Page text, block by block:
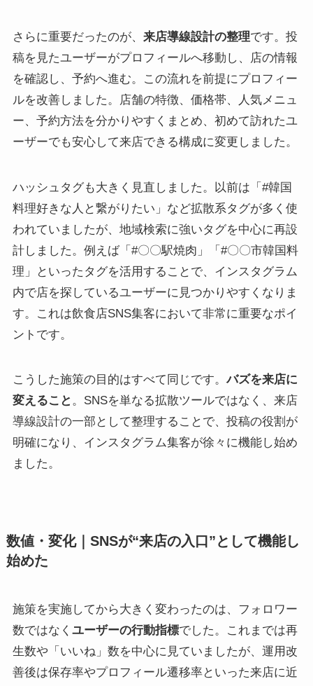
さらに重要だったのが、 来店導線設計の整理です。投
稿を見たユーザーがプロフィールへ移動し、店の情報
を確認し、予約へ進む。この流れを前提にプロフィー
ルを改善しました。店舗の特徴、価格帯、人気メニュ
ー、予約方法を分かりやすくまとめ、初めて訪れたユ
ーザーでも安心して来店できる構成に変更しました。
ハッシュタグも大きく見直しました。以前は「#韓国
料理好きな人と繋がりたい」など拡散系タグが多く使
われていましたが、地域検索に強いタグを中心に再設
計しました。例えば「#〇〇駅焼肉」「#〇〇市韓国料
理」といったタグを活用することで、インスタグラム
内で店を探しているユーザーに見つかりやすくなりま
す。これは飲食店SNS集客において非常に重要なポイ
ントです。
こうした施策の目的はすべて同じです。バズを来店に
変えること 。SNSを単なる拡散ツールではなく、来店
導線設計の一部として整理することで、投稿の役割が
明確になり、インスタグラム集客が徐々に機能し始め
ました。
数値・変化｜SNSが“来店の入口”として機能し
始めた
施策を実施してから大きく変わったのは、フォロワー
数ではなく ユーザーの行動指標でした。これまでは再
生数や「いいね」数を中心に見ていましたが、運用改
善後は保存率やプロフィール遷移率といった来店に近